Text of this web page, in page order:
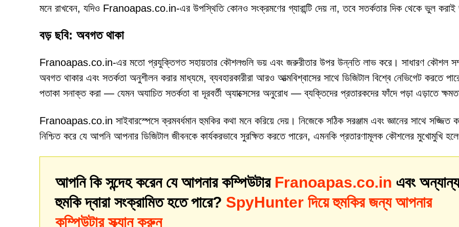
মনে রাখবেন, যদিও Franoapas.co.in-এর উপস্থিতি কোনও সংক্রমণের গ্যারান্টি দেয় না, তবে সতর্কতার দিক থেকে ভুল করাই
বড় ছবি: অবগত থাকা
Franoapas.co.in-এর মতো প্রযুক্তিগত সহায়তার কৌশলগুলি ভয় এবং জরুরীতার উপর উন্নতি লাভ করে। সাধারণ কৌশল
অবগত থাকার এবং সতর্কতা অনুশীলন করার মাধ্যমে, ব্যবহারকারীরা আরও আত্মবিশ্বাসের সাথে ডিজিটাল বিশ্বে নেভিগেট করতে
পতাকা সনাক্ত করা — যেমন অযাচিত সতর্কতা বা দূরবর্তী অ্যাক্সেসের অনুরোধ — ব্যক্তিদের প্রতারকদের ফাঁদে পড়া এড়াতে
Franoapas.co.in সাইবারস্পেসে ক্রমবর্ধমান হুমকির কথা মনে করিয়ে দেয়। নিজেকে সঠিক সরঞ্জাম এবং জ্ঞানের সাথে সজ্জিত
নিশ্চিত করে যে আপনি আপনার ডিজিটাল জীবনকে কার্যকরভাবে সুরক্ষিত করতে পারেন, এমনকি প্রতারণামূলক কৌশলের মুখোমুখি
আপনি কি সন্দেহ করেন যে আপনার কম্পিউটার Franoapas.co.in এবং অন্যান্য
হুমকি দ্বারা সংক্রামিত হতে পারে? SpyHunter দিয়ে হুমকির জন্য আপনার
কম্পিউটার স্ক্যান করুন